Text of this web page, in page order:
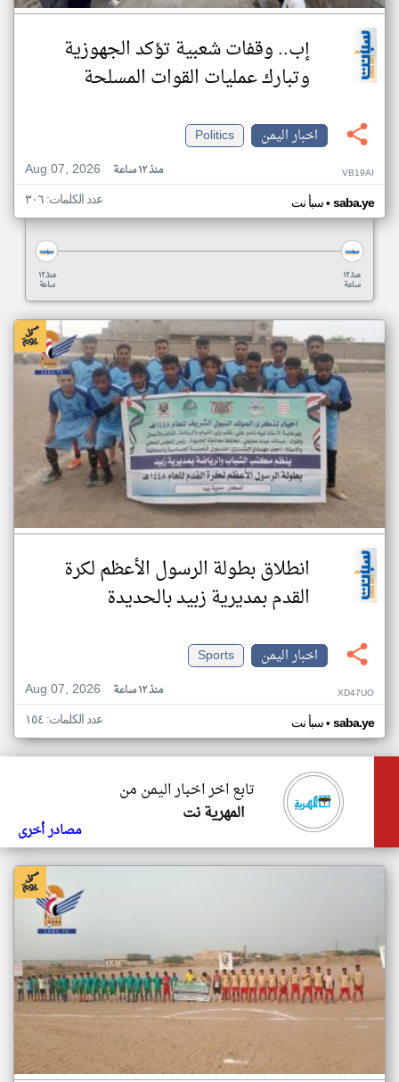
إب.. وقفات شعبية تؤكد الجهوزية
وتبارك عمليات القوات المسلحة
اخبار اليمن
Politics
Aug 07, 2026
منذ ١٢ ساعة VB19AI
سبأ نت• saba.ye عدد الكلمات: ٣٠٦
منذ ١٢
ساعة
منذ ١٢
ساعة
انطلاق بطولة الرسول الأعظم لكرة
القدم بمديرية زبيد بالحديدة
اخبار اليمن
Sports
Aug 07, 2026
منذ ١٢ ساعة XD47UO
سبأ نت• saba.ye عدد الكلمات: ١٥٤
تابع اخر اخبار اليمن من
المهرية نت
مصادر أخرى